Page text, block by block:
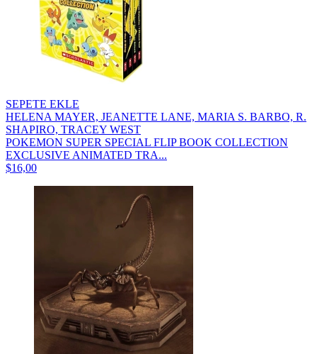
SEPETE EKLE
HELENA MAYER, JEANETTE LANE, MARIA S. BARBO, R.
SHAPIRO, TRACEY WEST
POKEMON SUPER SPECIAL FLIP BOOK COLLECTION
EXCLUSIVE ANIMATED TRA...
$16,00